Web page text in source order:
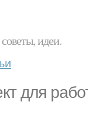
идеи.
для